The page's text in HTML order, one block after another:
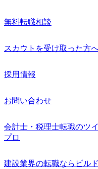
無料転職相談
スカウトを受け取った方
採用情報
お問い合わせ
会計士・税理士転職のツ
プロ
建設業界の転職ならビル